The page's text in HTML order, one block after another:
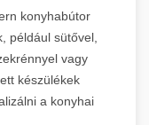
konyhabútor
például sütővel,
vagy
készülékek
a konyhai